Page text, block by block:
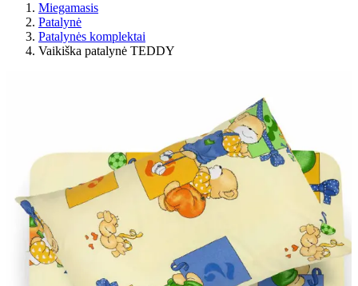
Miegamasis
Patalynė
Patalynės komplektai
Vaikiška patalynė TEDDY